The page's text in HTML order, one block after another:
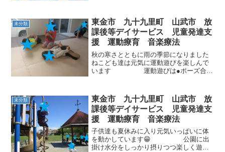
未分類
東金市 九十九里町 山武市 放
課後等デイサービス 児童発達支
援 運動療育 音楽療法
秋の寒さとともに雨の季節になりました
ねこども達は元気に運動遊びを楽しんで
います 運動遊びは●ポーズ合わ
認識＆理解力：職員の声を聞きとること
ができる●ふたりでイモ...
未分類
東金市 九十九里町 山武市 放
課後等デイサービス 児童発達支
援 運動療育 音楽療法
子供達も夏休みに入り元気いっぱいに体
を動かしています😁 公園に出
掛け水分をしっかり摂りつつ楽しく遊び